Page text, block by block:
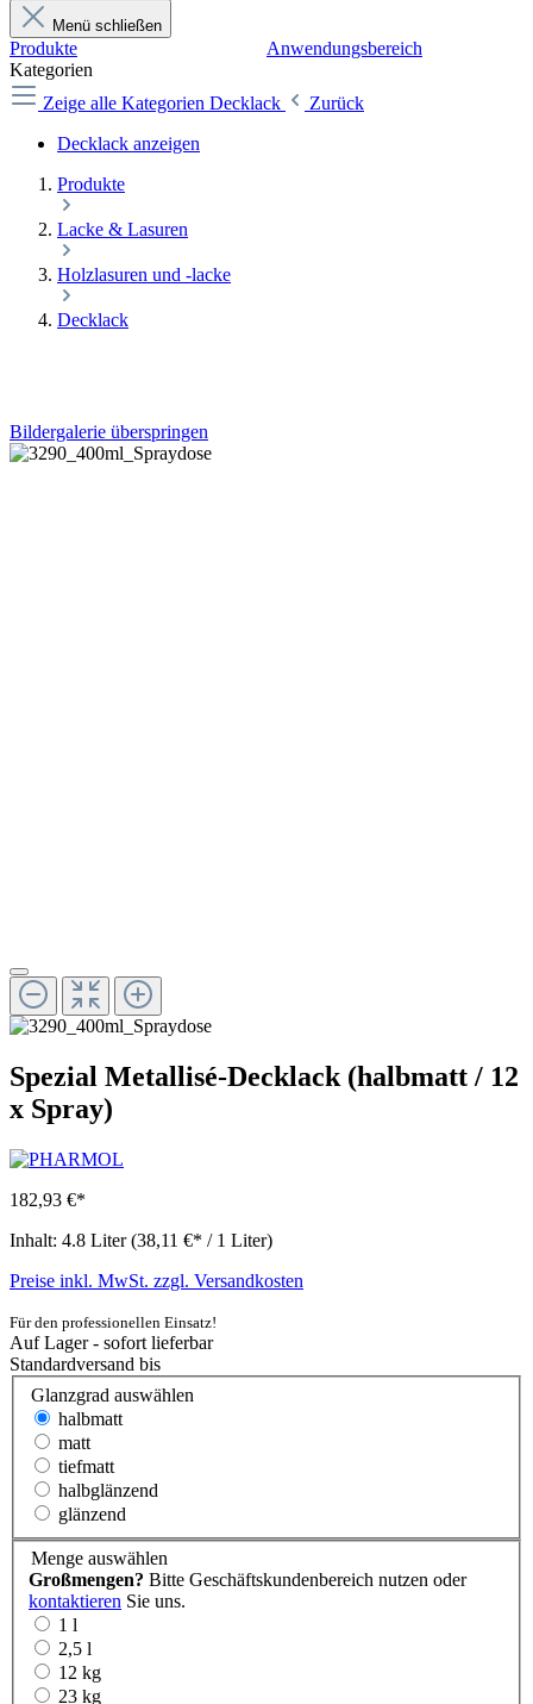
Menü schließen
Produkte
Anwendungsbereich
Kategorien
Zeige alle Kategorien Decklack
Zurück
Decklack anzeigen
Produkte
Lacke & Lasuren
Holzlasuren und -lacke
Decklack
Bildergalerie überspringen
Spezial Metallisé-Decklack (halbmatt / 12
x Spray)
182,93 €*
Inhalt: 4.8 Liter(38,11 €* / 1 Liter)
Preise inkl. MwSt. zzgl. Versandkosten
Für den professionellen Einsatz!
Auf Lager - sofort lieferbar
Standardversand bis
Glanzgrad auswählen
halbmatt
matt
tiefmatt
halbglänzend
glänzend
Menge auswählen
Großmengen? Bitte Geschäftskundenbereich nutzen oder
kontaktieren Sie uns.
1 l
2,5 l
12 kg
23 kg